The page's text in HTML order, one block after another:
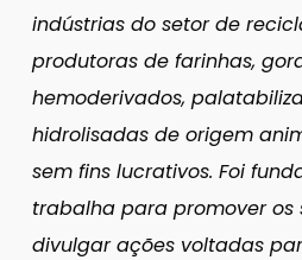
indústrias do setor de
produtoras de farinhas,
hemoderivados,
hidrolisadas de origem
sem fins lucrativos. Foi
trabalha para promover os
divulgar ações voltadas